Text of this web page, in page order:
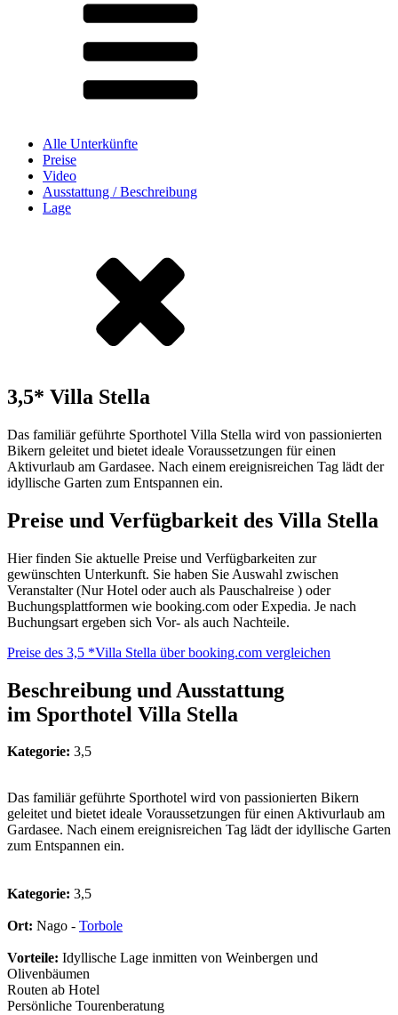
Alle Unterkünfte
Preise
Video
Ausstattung / Beschreibung
Lage
3,5* Villa Stella
Das familiär geführte Sporthotel Villa Stella wird von passionierten
Bikern geleitet und bietet ideale Voraussetzungen für einen
Aktivurlaub am Gardasee. Nach einem ereignisreichen Tag lädt der
idyllische Garten zum Entspannen ein.
Preise und Verfügbarkeit des Villa Stella
Hier finden Sie aktuelle Preise und Verfügbarkeiten zur
gewünschten Unterkunft. Sie haben Sie Auswahl zwischen
Veranstalter (Nur Hotel oder auch als Pauschalreise ) oder
Buchungsplattformen wie booking.com oder Expedia. Je nach
Buchungsart ergeben sich Vor- als auch Nachteile.
Preise des 3,5 *Villa Stella über booking.com vergleichen
Beschreibung und Ausstattung
im Sporthotel Villa Stella
Kategorie: 3,5
Das familiär geführte Sporthotel wird von passionierten Bikern
geleitet und bietet ideale Voraussetzungen für einen Aktivurlaub am
Gardasee. Nach einem ereignisreichen Tag lädt der idyllische Garten
zum Entspannen ein.
Kategorie: 3,5
Ort: Nago - Torbole
Vorteile: Idyllische Lage inmitten von Weinbergen und
Olivenbäumen
Routen ab Hotel
Persönliche Tourenberatung